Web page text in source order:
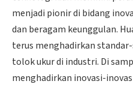
menjadi pionir di bidang
dan beragam keunggulan.
terus menghadirkan
tolok ukur di industri. Di
menghadirkan inovasi-